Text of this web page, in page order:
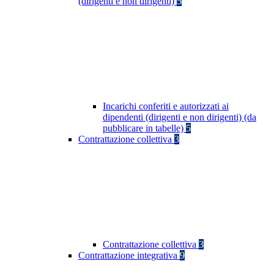
Incarichi conferiti e autorizzati ai
dipendenti (dirigenti e non dirigenti) (da
pubblicare in tabelle) 5
Contrattazione collettiva 3
Contrattazione collettiva 3
Contrattazione integrativa 9